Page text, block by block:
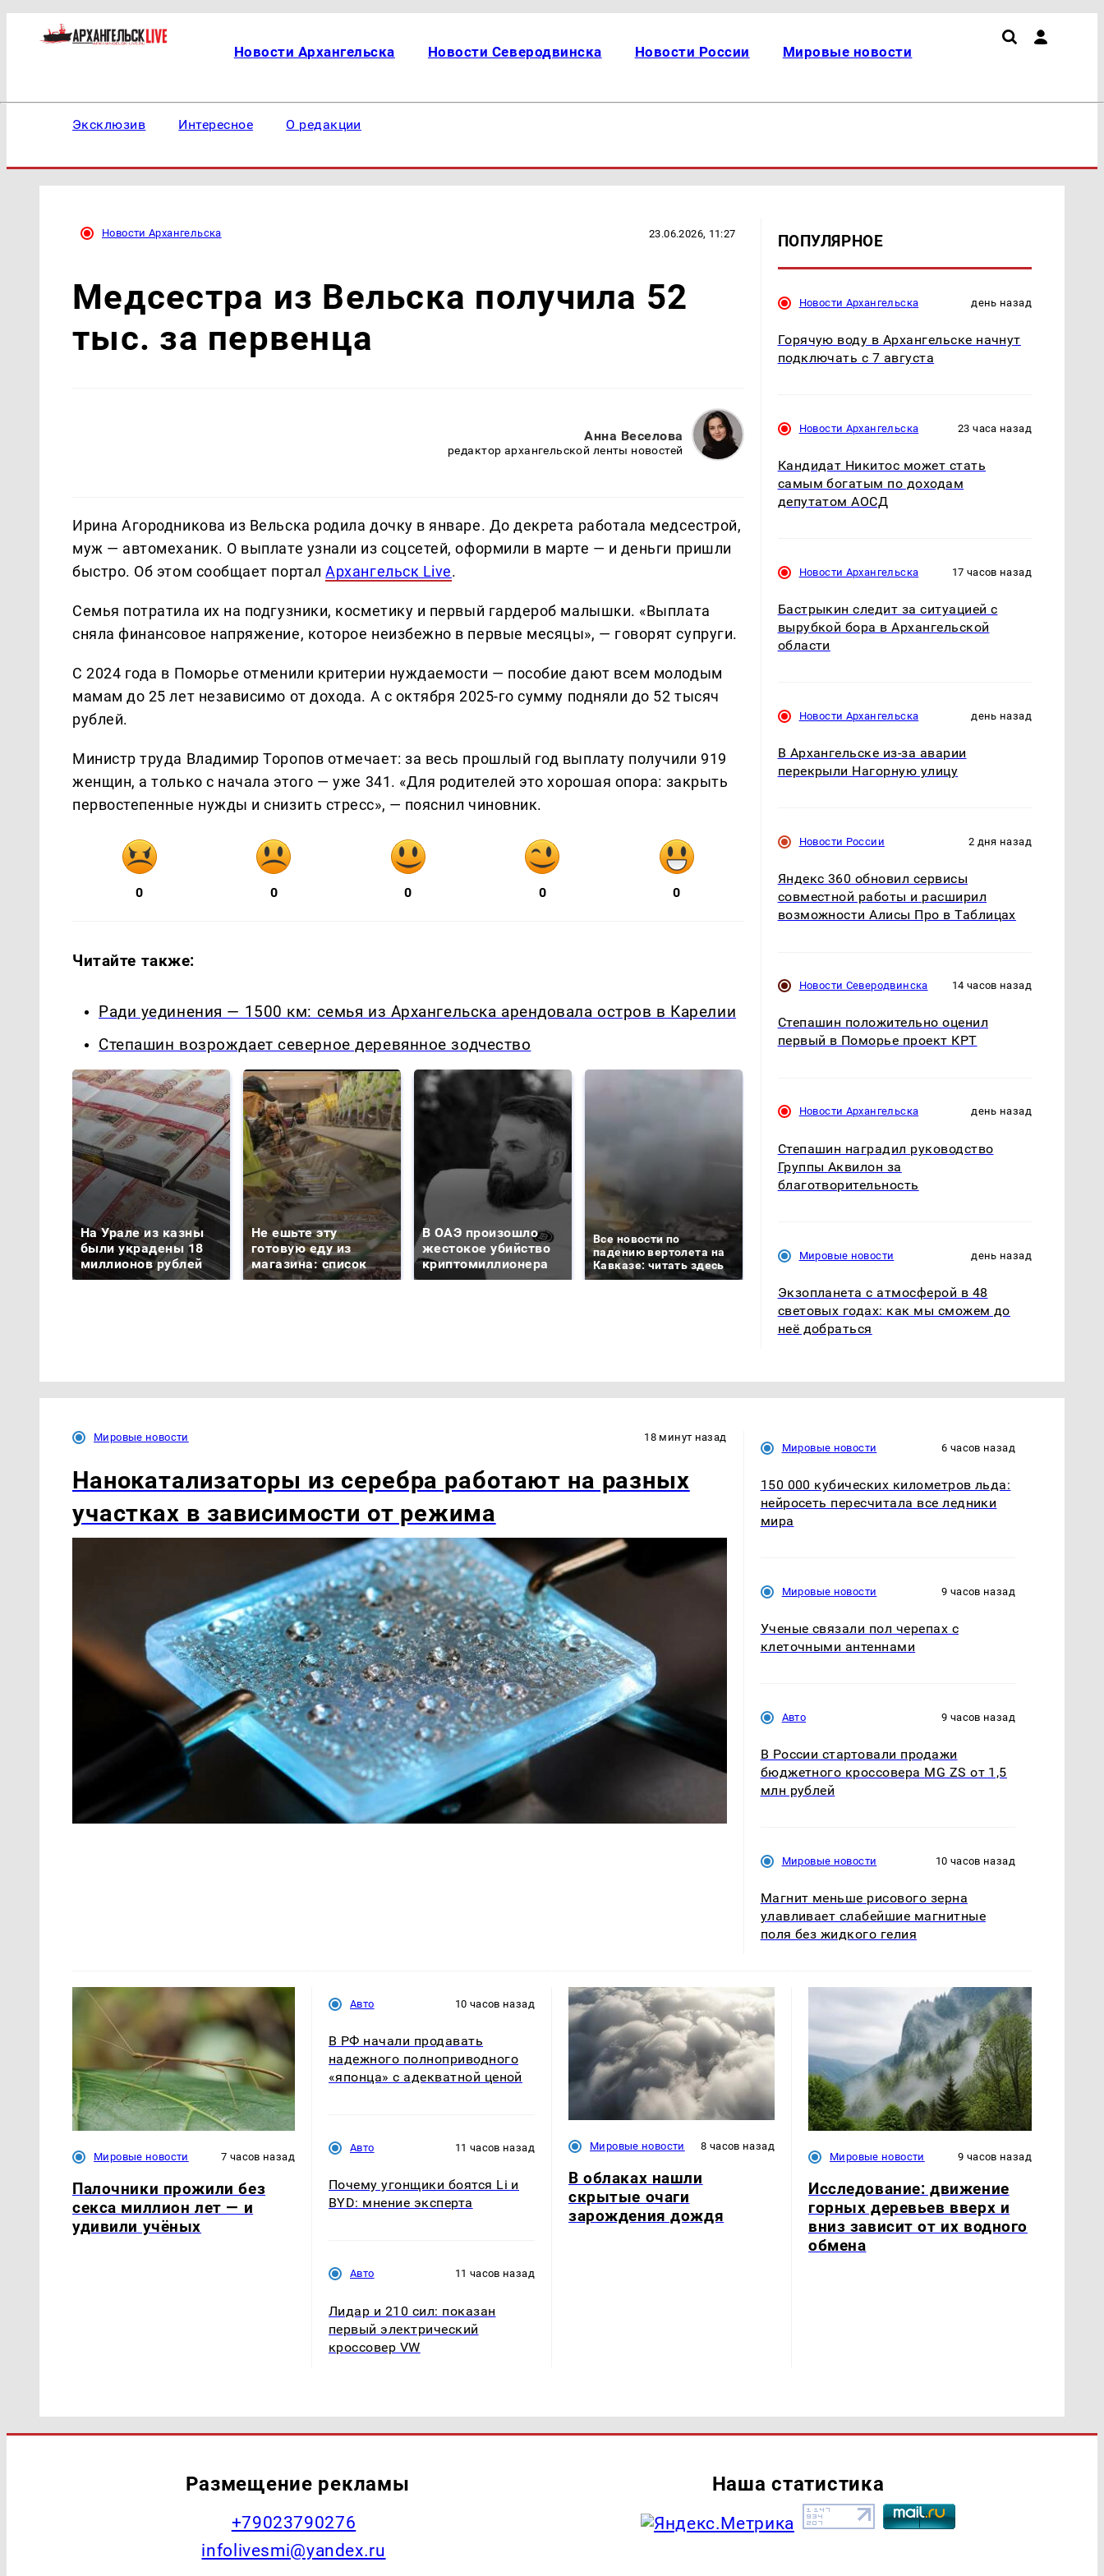
Новости Архангельска Новости Северодвинска Новости России Мировые новости
Эксклюзив Интересное О редакции
Новости Архангельска 23.06.2026, 11:27
Медсестра из Вельска получила 52
тыс. за первенца
Анна Веселова
редактор архангельской ленты новостей
Ирина Агородникова из Вельска родила дочку в январе. До декрета работала медсестрой,
муж — автомеханик. О выплате узнали из соцсетей, оформили в марте — и деньги пришли
быстро. Об этом сообщает порталАрхангельск Live.
Семья потратила их на подгузники, косметику и первый гардероб малышки. «Выплата
сняла финансовое напряжение, которое неизбежно в первые месяцы», — говорят супруги.
С 2024 года в Поморье отменили критерии нуждаемости — пособие дают всем молодым
мамам до 25 лет независимо от дохода. А с октября 2025-го сумму подняли до 52 тысяч
рублей.
Министр труда Владимир Торопов отмечает: за весь прошлый год выплату получили 919
женщин, а только с начала этого — уже 341. «Для родителей это хорошая опора: закрыть
первостепенные нужды и снизить стресс», — пояснил чиновник.
0 0 0 0 0
Читайте также:
Ради уединения — 1500 км: семья из Архангельска арендовала остров в Карелии
Степашин возрождает северное деревянное зодчество
На Урале из казны
были украдены 18
миллионов рублей
Не ешьте эту
готовую еду из
магазина: список
В ОАЭ произошло
жестокое убийство
криптомиллионера
Все новости по
падению вертолета на
Кавказе: читать здесь
было с 1945: чего
ждать всем нам?
ажиотаж из-за этого
продукта: что купить?
ПОПУЛЯРНОЕ
Новости Архангельска день назад
Горячую воду в Архангельске начнут
подключать с 7 августа
Новости Архангельска 23 часа назад
Кандидат Никитос может стать
самым богатым по доходам
депутатом АОСД
Новости Архангельска 17 часов назад
Бастрыкин следит за ситуацией с
вырубкой бора в Архангельской
области
Новости Архангельска день назад
В Архангельске из-за аварии
перекрыли Нагорную улицу
Новости России 2 дня назад
Яндекс 360 обновил сервисы
совместной работы и расширил
возможности Алисы Про в Таблицах
Новости Северодвинска 14 часов назад
Степашин положительно оценил
первый в Поморье проект КРТ
Новости Архангельска день назад
Степашин наградил руководство
Группы Аквилон за
благотворительность
Мировые новости день назад
Экзопланета с атмосферой в 48
световых годах: как мы сможем до
неё добраться
Мировые новости 18 минут назад
Нанокатализаторы из серебра работают на разных
участках в зависимости от режима
Мировые новости 6 часов назад
150 000 кубических километров льда:
нейросеть пересчитала все ледники
мира
Мировые новости 9 часов назад
Ученые связали пол черепах с
клеточными антеннами
Авто 9 часов назад
В России стартовали продажи
бюджетного кроссовера MG ZS от 1,5
млн рублей
Мировые новости 10 часов назад
Магнит меньше рисового зерна
улавливает слабейшие магнитные
поля без жидкого гелия
Мировые новости 7 часов назад
Палочники прожили без
секса миллион лет — и
удивили учёных
Авто 10 часов назад
В РФ начали продавать
надежного полноприводного
«японца» с адекватной ценой
Авто 11 часов назад
Почему угонщики боятся Li и
BYD: мнение эксперта
Авто 11 часов назад
Лидар и 210 сил: показан
первый электрический
кроссовер VW
Мировые новости 8 часов назад
В облаках нашли
скрытые очаги
зарождения дождя
Мировые новости 9 часов назад
Исследование: движение
горных деревьев вверх и
вниз зависит от их водного
обмена
Размещение рекламы
+79023790276
infolivesmi@yandex.ru
Наша статистика